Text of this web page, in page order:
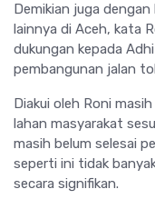
Demikian juga
lainnya di Aceh, kata
dukungan kepada
pembangunan jalan
Diakui oleh Roni
lahan masyarakat
masih belum selesai
seperti ini tidak
secara signifikan.